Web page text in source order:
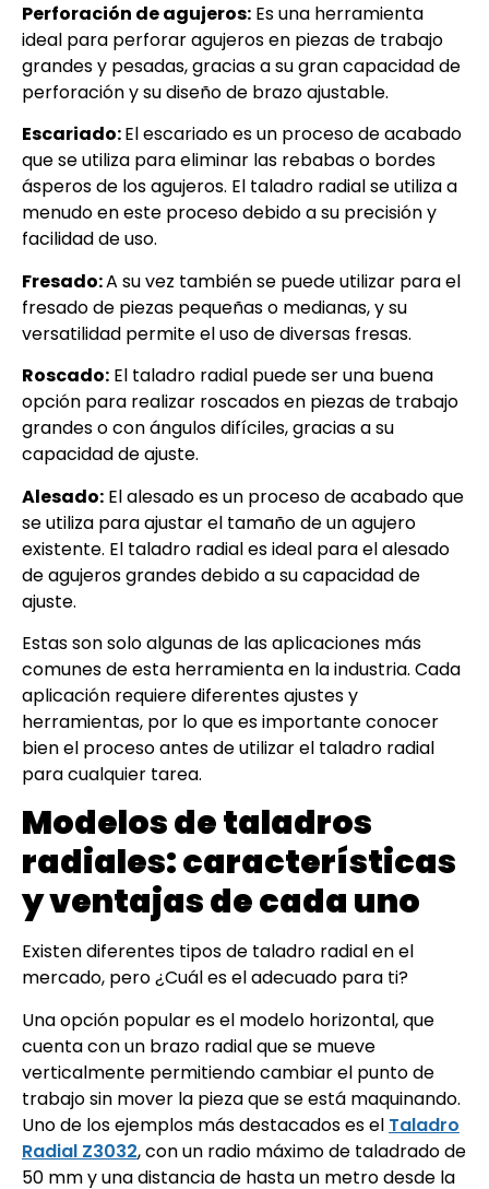
Perforación de agujeros: Es una herramienta
ideal para perforar agujeros en piezas de trabajo
grandes y pesadas, gracias a su gran capacidad de
perforación y su diseño de brazo ajustable.
Escariado:El escariado es un proceso de acabado
que se utiliza para eliminar las rebabas o bordes
ásperos de los agujeros. El taladro radial se utiliza a
menudo en este proceso debido a su precisión y
facilidad de uso.
Fresado:A su vez también se puede utilizar para el
fresado de piezas pequeñas o medianas, y su
versatilidad permite el uso de diversas fresas.
Roscado: El taladro radial puede ser una buena
opción para realizar roscados en piezas de trabajo
grandes o con ángulos difíciles, gracias a su
capacidad de ajuste.
Alesado: El alesado es un proceso de acabado que
se utiliza para ajustar el tamaño de un agujero
existente. El taladro radial es ideal para el alesado
de agujeros grandes debido a su capacidad de
ajuste.
Estas son solo algunas de las aplicaciones más
comunes de esta herramienta en la industria. Cada
aplicación requiere diferentes ajustes y
herramientas, por lo que es importante conocer
bien el proceso antes de utilizar el taladro radial
para cualquier tarea.
Modelos de taladros
radiales: características
y ventajas de cada uno
Existen diferentes tipos de taladro radial en el
mercado, pero ¿Cuál es el adecuado para ti?
Una opción popular es el modelo horizontal, que
cuenta con un brazo radial que se mueve
verticalmente permitiendo cambiar el punto de
trabajo sin mover la pieza que se está maquinando.
Uno de los ejemplos más destacados es el Taladro
Radial Z3032, con un radio máximo de taladrado de
50 mm y una distancia de hasta un metro desde la